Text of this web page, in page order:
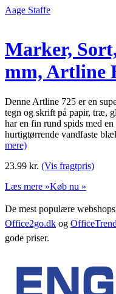
Aage Staffe
Marker,
mm, Artline
Denne Artline 725 er en
tegn og skrift på papir, træ,
har en fin rund spids med
hurtigtørrende vandfaste
mere)
23.99 kr. (Vis fragtpris)
Læs mere »Køb nu »
De mest populære
Office2go.dk og
gode priser.